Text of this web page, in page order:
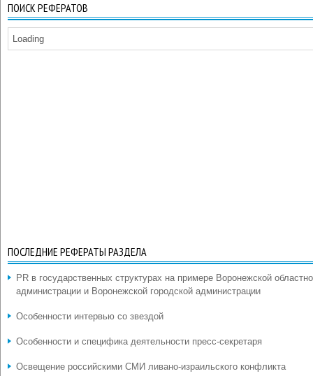
ПОИСК РЕФЕРАТОВ
Loading
ПОСЛЕДНИЕ РЕФЕРАТЫ РАЗДЕЛА
PR в государственных структурах на примере Воронежской
администрации и Воронежской городской администрации
Особенности интервью со звездой
Особенности и специфика деятельности пресс-секретаря
Освещение российскими СМИ ливано-израильского конфликта